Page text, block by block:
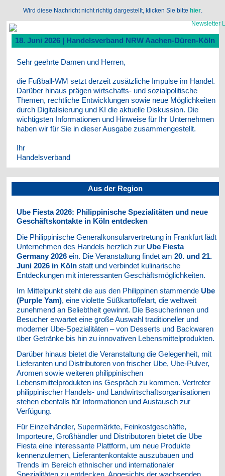
Wird diese Nachricht nicht richtig dargestellt, klicken Sie bitte hier.
18. Juni 2026 | Handelsverband NRW Aachen-Düren-Köln
Sehr geehrte Damen und Herren,
die Fußball-WM setzt derzeit zusätzliche Impulse im Handel.
Darüber hinaus prägen wirtschafts- und sozialpolitische
Themen, rechtliche Entwicklungen sowie neue Möglichkeiten
durch Digitalisierung und KI die aktuelle Diskussion. Die
wichtigsten Informationen und Hinweise für Ihr Unternehmen
haben wir für Sie in dieser Ausgabe zusammengestellt.
Ihr
Handelsverband
Aus der Region
Ube Fiesta 2026: Philippinische Spezialitäten und neue
Geschäftskontakte in Köln entdecken
Die Philippinische Generalkonsularvertretung in Frankfurt lädt
Unternehmen des Handels herzlich zur Ube Fiesta
Germany 2026ein. Die Veranstaltung findet am 20. und 21.
Juni 2026 in Kölnstatt und verbindet kulinarische
Entdeckungen mit interessanten Geschäftsmöglichkeiten.
Im Mittelpunkt steht die aus den Philippinen stammende Ube
(Purple Yam), eine violette Süßkartoffelart, die weltweit
zunehmend an Beliebtheit gewinnt. Die Besucherinnen und
Besucher erwartet eine große Auswahl traditioneller und
moderner Ube-Spezialitäten – von Desserts und Backwaren
über Getränke bis hin zu innovativen Lebensmittelprodukten.
Darüber hinaus bietet die Veranstaltung die Gelegenheit, mit
Lieferanten und Distributoren von frischer Ube, Ube-Pulver,
Aromen sowie weiteren philippinischen
Lebensmittelprodukten ins Gespräch zu kommen. Vertreter
philippinischer Handels- und Landwirtschaftsorganisationen
stehen ebenfalls für Informationen und Austausch zur
Verfügung.
Für Einzelhändler, Supermärkte, Feinkostgeschäfte,
Importeure, Großhändler und Distributoren bietet die Ube
Fiesta eine interessante Plattform, um neue Produkte
kennenzulernen, Lieferantenkontakte auszubauen und
Trends im Bereich ethnischer und internationaler
Spezialitäten zu entdecken. Angesichts der wachsenden